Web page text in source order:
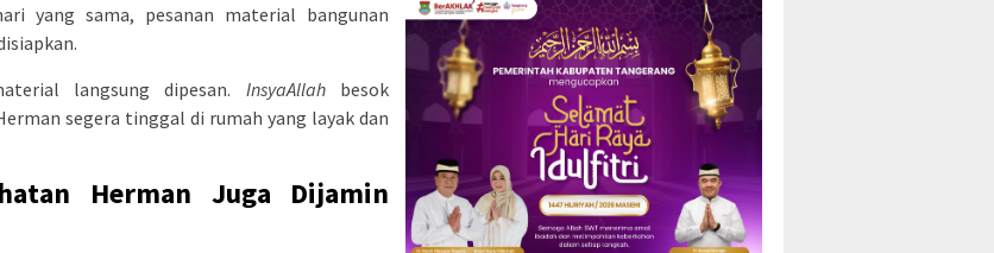
yang sama, pesanan material bangunan
langsung dipesan. InsyaAllahbesok
segera tinggal di rumah yang layak dan
Herman Juga Dijamin